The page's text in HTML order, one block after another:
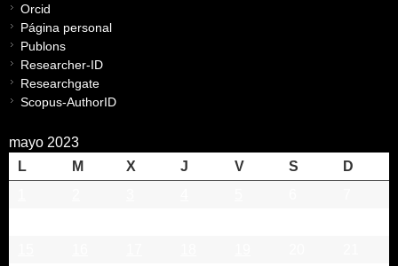
Orcid
Página personal
Publons
Researcher-ID
Researchgate
Scopus-AuthorID
mayo 2023
L
M X J V S
D